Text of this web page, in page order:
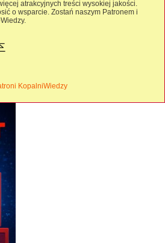
atrakcyjnych treści wysokiej jakości.
o wsparcie. Zostań naszym Patronem i
KopalniWiedzy